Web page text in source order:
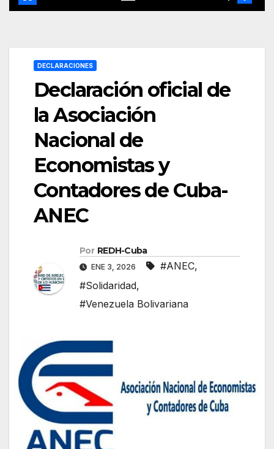
DECLARACIONES
Declaración oficial de
la Asociación
Nacional de
Economistas y
Contadores de Cuba-
ANEC
Por REDH-Cuba
ENE 3, 2026 #ANEC,
#Solidaridad,
#Venezuela Bolivariana